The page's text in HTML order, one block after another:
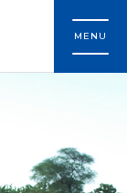
MENU